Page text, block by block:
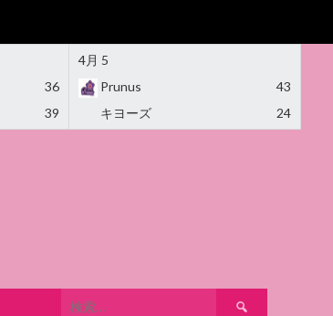
36
39
4月 5
Prunus
43
キヨーズ
24